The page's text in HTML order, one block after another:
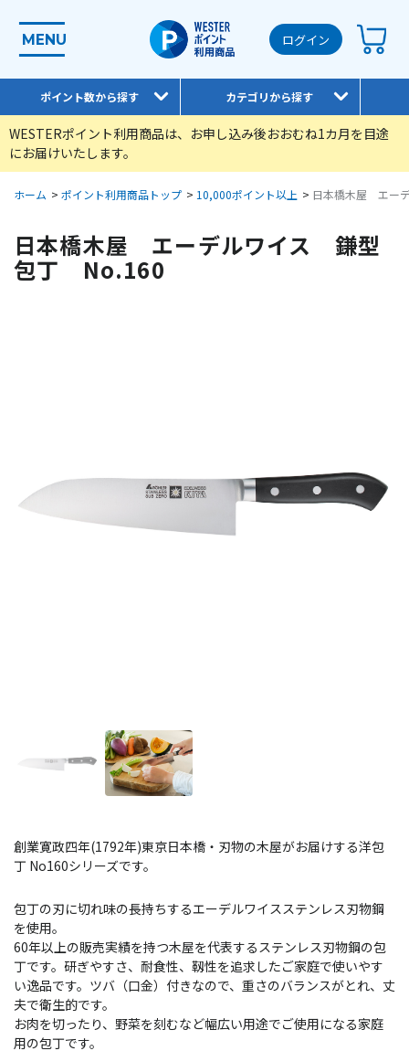
MENU ログイン
ポイント数から探す カテゴリから探す
WESTERポイント利用商品は、お申し込み後おおむね1カ月を目途
にお届けいたします。
ホーム > ポイント利用商品トップ > 10,000ポイント以上 > 日本橋木屋 エー
日本橋木屋 エーデルワイス 鎌型
包丁 No.160
創業寛政四年(1792年)東京日本橋・刃物の木屋がお届けする洋包
丁 No160シリーズです。
包丁の刃に切れ味の長持ちするエーデルワイスステンレス刃物鋼
を使用。
60年以上の販売実績を持つ木屋を代表するステンレス刃物鋼の包
丁です。研ぎやすさ、耐食性、靱性を追求したご家庭で使いやす
い逸品です。ツバ（口金）付きなので、重さのバランスがとれ、丈
夫で衛生的です。
お肉を切ったり、野菜を刻むなど幅広い用途でご使用になる家庭
用の包丁です。